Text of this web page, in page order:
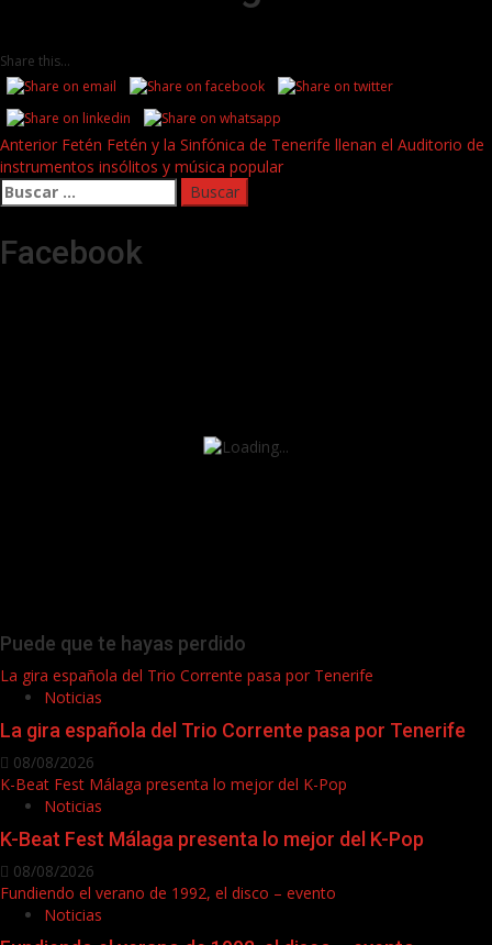
Share this...
Post
navigation
Anterior Fetén Fetén y la Sinfónica de Tenerife llenan el Auditorio de
instrumentos insólitos y música popular
Buscar:
Facebook
Puede que te hayas perdido
La gira española del Trio Corrente pasa por Tenerife
Noticias
La gira española del Trio Corrente pasa por Tenerife
08/08/2026
K-Beat Fest Málaga presenta lo mejor del K-Pop
Noticias
K-Beat Fest Málaga presenta lo mejor del K-Pop
08/08/2026
Fundiendo el verano de 1992, el disco – evento
Noticias